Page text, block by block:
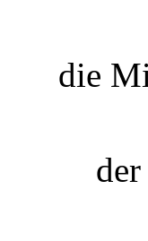
die